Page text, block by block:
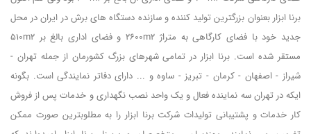
برنا ابزار بعنوان بزرگترین تولید کننده و سازنده دستگاه های برش در ایران در محل
جدید خود با فضای کارگاهی به متراژ 2600m2 و فضای اداری بالغ بر 510m2
مستقر شده است. برنا ابزار در تمامی شهرهای بزرگ کشورمان از جمله تهران -
شیراز - اصفهان - کرمان - تبریز - ساوه و ... دارای دفاتر نمایندگی است. بگونه
ایکه در تهران سه نماینده فعال و یک واحد نصب نگهداری و خدمات پس از فروش
کار خدمات و پشتیبانی تولیدات شرکت برنا ابزار را به مطلوبترین صورت ممکن